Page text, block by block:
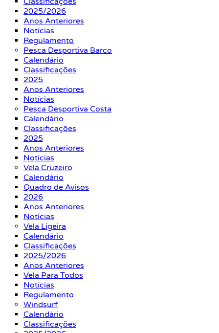
2025/2026
Anos Anteriores
Notícias
Regulamento
Pesca Desportiva Barco
Calendário
Classificações
2025
Anos Anteriores
Notícias
Pesca Desportiva Costa
Calendário
Classificações
2025
Anos Anteriores
Notícias
Vela Cruzeiro
Calendário
Quadro de Avisos
2026
Anos Anteriores
Notícias
Vela Ligeira
Calendário
Classificações
2025/2026
Anos Anteriores
Vela Para Todos
Notícias
Regulamento
Windsurf
Calendário
Classificações